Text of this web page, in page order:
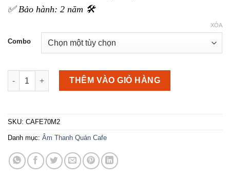
✅ Bảo hành: 2 năm 🛠️
Combo
XÓA
Dàn âm thanh quán cafe 70m2-80m2 số lượng
THÊM VÀO GIỎ HÀNG
SKU: CAFE70M2
Danh mục: Âm Thanh Quán Cafe